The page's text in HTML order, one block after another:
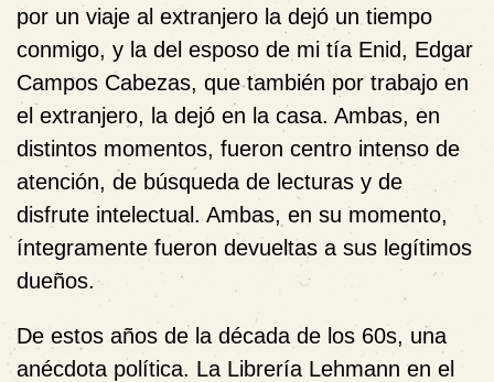
por un viaje al extranjero la dejó un tiempo
conmigo, y la del esposo de mi tía Enid, Edgar
Campos Cabezas, que también por trabajo en
el extranjero, la dejó en la casa. Ambas, en
distintos momentos, fueron centro intenso de
atención, de búsqueda de lecturas y de
disfrute intelectual. Ambas, en su momento,
íntegramente fueron devueltas a sus legítimos
dueños.
De estos años de la década de los 60s, una
anécdota política. La Librería Lehmann en el